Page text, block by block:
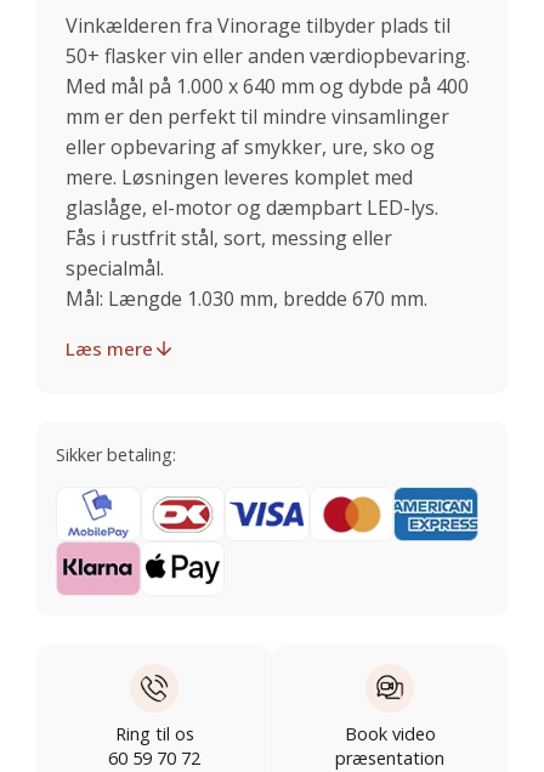
Vinkælderen fra Vinorage tilbyder plads til
50+ flasker vin eller anden værdiopbevaring.
Med mål på 1.000 x 640 mm og dybde på 400
mm er den perfekt til mindre vinsamlinger
eller opbevaring af smykker, ure, sko og
mere. Løsningen leveres komplet med
glaslåge, el-motor og dæmpbart LED-lys.
Fås i rustfrit stål, sort, messing eller
specialmål.
Mål: Længde 1.030 mm, bredde 670 mm.
Læs mere
Sikker betaling:
Ring til os
60 59 70 72
Book video
præsentation